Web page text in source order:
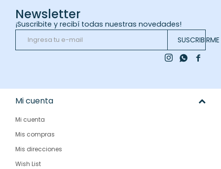
Newsletter
¡Suscribite y recibí todas nuestras novedades!
SUSCRIBIRME

 
Mi cuenta
Mi cuenta
Mis compras
Mis direcciones
Wish List